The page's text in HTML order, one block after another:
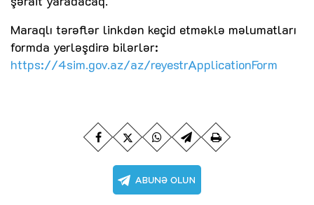
Maraqlı tərəflər linkdən keçid etməklə məlumatları
formda yerləşdirə bilərlər:
https://4sim.gov.az/az/reyestrApplicationForm